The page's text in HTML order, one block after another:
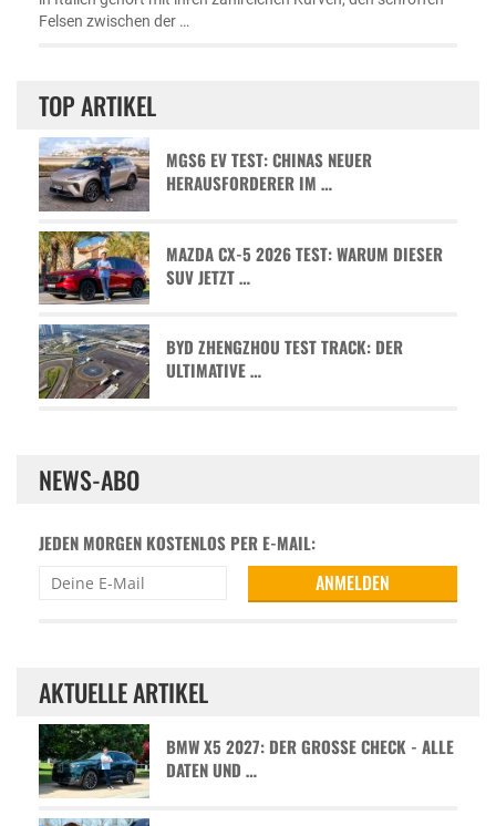
Felsen zwischen der …
TOP ARTIKEL
MGS6 EV TEST: CHINAS NEUER
HERAUSFORDERER IM …
MAZDA CX-5 2026 TEST: WARUM DIESER
SUV JETZT …
BYD ZHENGZHOU TEST TRACK: DER
ULTIMATIVE …
NEWS-ABO
JEDEN MORGEN KOSTENLOS PER E-MAIL:
AKTUELLE ARTIKEL
BMW X5 2027: DER GROSSE CHECK - ALLE D
ATEN UND …